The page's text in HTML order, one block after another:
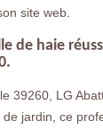
site web.
de haie
39260, LG
jardin, ce